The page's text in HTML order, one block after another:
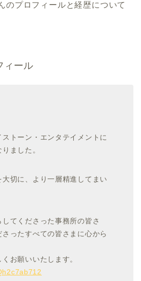
のプロフィールと経歴について
ィール
トーン・エンタテイメントに
ました。
大切に、より一層精進してまい
てくださった事務所の皆さ
さったすべての皆さまに心から
お願いいたします。